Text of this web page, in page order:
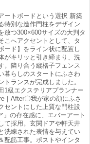
ートボードという選択 新築
特別な造作門柱をデザイン
放つ300×600サイズの大判タ
こへアクセントとして、タ
ード】をライン状に配置し
がキリッと引き締まり、洗
。隣り合う縦格子フェンス
暮らしのスタートにふさわ
ランスが完成しました。
1級エクステリアプランナー
｜After〇我が家の顔にふさ
セントにした上質な門柱設
の存在感に、エバーアート
て採用。玄関ドアや軒天井
洗練された表情を与えてい
配筋工事。ポストやインタ